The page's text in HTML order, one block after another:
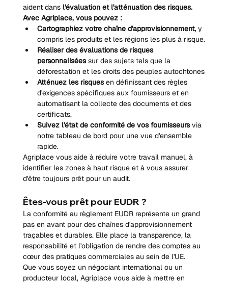
aident dans l'évaluation et l'atténuation des risques.
Avec Agriplace, vous pouvez :
Cartographiez votre chaîne d'approvisionnement, y
compris les produits et les régions les plus à risque.
Réaliser des évaluations de risques
personnalisées sur des sujets tels que la
déforestation et les droits des peuples autochtones
Atténuez les risques en définissant des règles
d'exigences spécifiques aux fournisseurs et en
automatisant la collecte des documents et des
certificats.
Suivez l'état de conformité de vos fournisseurs via
notre tableau de bord pour une vue d'ensemble
rapide.
Agriplace vous aide à réduire votre travail manuel, à
identifier les zones à haut risque et à vous assurer
d'être toujours prêt pour un audit.
Êtes-vous prêt pour EUDR ?
La conformité au règlement EUDR représente un grand
pas en avant pour des chaînes d'approvisionnement
traçables et durables. Elle place la transparence, la
responsabilité et l'obligation de rendre des comptes au
cœur des pratiques commerciales au sein de l'UE.
Que vous soyez un négociant international ou un
producteur local, Agriplace vous aide à mettre en